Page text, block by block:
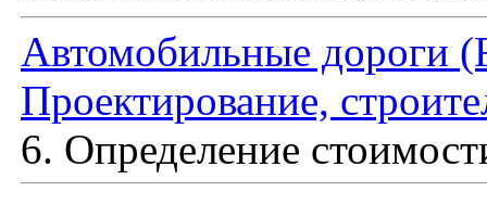
Автомобильные дороги
Проектирование,
6. Определение